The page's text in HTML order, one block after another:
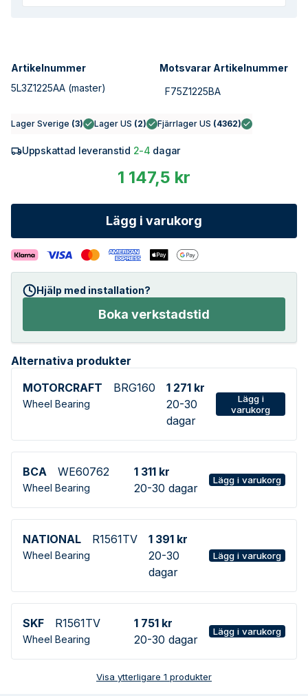
Artikelnummer
5L3Z1225AA (master)
Motsvarar Artikelnummer
F75Z1225BA
Lager Sverige (3) Lager US (2) Fjärrlager US (4362)
Uppskattad leveranstid 2-4 dagar
1 147,5 kr
Lägg i varukorg
Hjälp med installation?
Boka verkstadstid
Alternativa produkter
MOTORCRAFT
BRG160
Wheel Bearing
1 271 kr
20-30
dagar
Lägg i
varukorg
BCA WE60762
Wheel Bearing
1 311 kr
20-30 dagar
Lägg i varukorg
NATIONAL R1561TV
Wheel Bearing
1 391 kr
20-30
dagar
Lägg i varukorg
SKF R1561TV
Wheel Bearing
1 751 kr
20-30 dagar
Lägg i varukorg
Visa ytterligare 1 produkter